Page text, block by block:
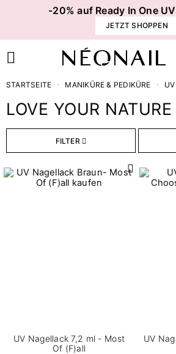
-20% auf Ready In One
JETZT SHOPPEN
Finish
2
FILTER ZURÜCKSETZEN
STARTSEITE MANIKÜRE & PEDIKÜRE
LOVE YOUR NATURE
FILTER
UV Nagellack 7,2 ml - Most
Of (F)all
UV